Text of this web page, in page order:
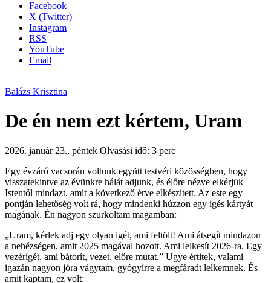
Facebook
X (Twitter)
Instagram
RSS
YouTube
Email
Balázs Krisztina
De én nem ezt kértem, Uram
2026. január 23., péntek Olvasási idő: 3 perc
Egy évzáró vacsorán voltunk együtt testvéri közösségben, hogy
visszatekintve az évünkre hálát adjunk, és élőre nézve elkérjük
Istentől mindazt, amit a következő érve elkészített. Az este egy
pontján lehetőség volt rá, hogy mindenki húzzon egy igés kártyát
magának. Én nagyon szurkoltam magamban:
„Uram, kérlek adj egy olyan igét, ami feltölt! Ami átsegít mindazon
a nehézségen, amit 2025 magával hozott. Ami lelkesít 2026-ra. Egy
vezérigét, ami bátorít, vezet, előre mutat.” Ugye értitek, valami
igazán nagyon jóra vágytam, gyógyírre a megfáradt lelkemnek. És
amit kaptam, ez volt: